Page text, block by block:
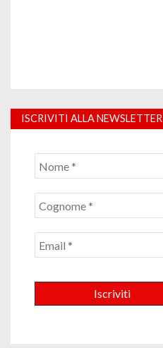
ISCRIVITI ALLA NEWSLETTER